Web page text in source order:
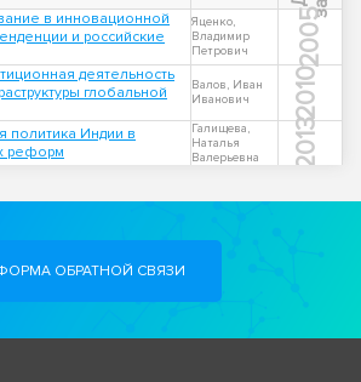
в инновационной
и российские
Яценко,
Владимир
Петрович
2005
деятельность
глобальной
Валов, Иван
Иванович
2010
политика Индии в
реформ
Галищева,
Наталья
Валерьевна
2013
ОБРАТНОЙ СВЯЗИ